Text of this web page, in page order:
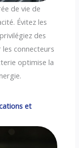
de vie de
Évitez les
des
connecteurs
optimise la
et